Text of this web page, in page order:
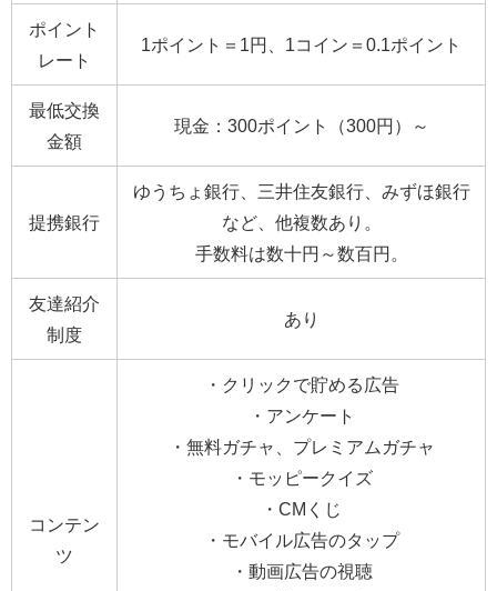
ポイント
レート
1ポイント＝1円、1コイン＝0.1ポイント
最低交換
金額
現金：300ポイント（300円）～
提携銀行
ゆうちょ銀行、三井住友銀行、みずほ銀行
など、他複数あり。
手数料は数十円～数百円。
友達紹介
制度
あり
コンテン
ツ
・クリックで貯める広告
・アンケート
・無料ガチャ、プレミアムガチャ
・モッピークイズ
・CMくじ
・モバイル広告のタップ
・動画広告の視聴